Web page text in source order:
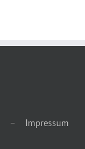
– Impressum